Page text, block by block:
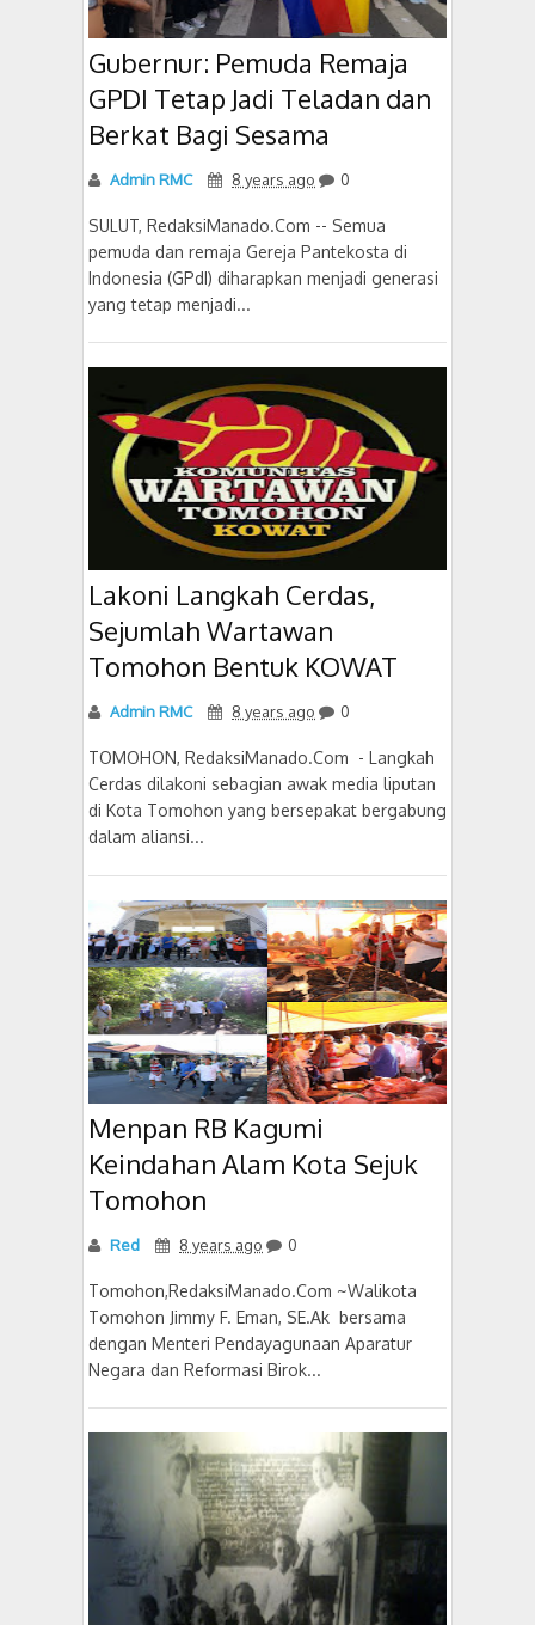
Gubernur: Pemuda Remaja
GPDI Tetap Jadi Teladan dan
Berkat Bagi Sesama
Admin RMC 8 years ago 0
SULUT, RedaksiManado.Com -- Semua
pemuda dan remaja Gereja Pantekosta di
Indonesia (GPdI) diharapkan menjadi generasi
yang tetap menjadi...
Lakoni Langkah Cerdas,
Sejumlah Wartawan
Tomohon Bentuk KOWAT
Admin RMC 8 years ago 0
TOMOHON, RedaksiManado.Com - Langkah
Cerdas dilakoni sebagian awak media liputan
di Kota Tomohon yang bersepakat bergabung
dalam aliansi...
Menpan RB Kagumi
Keindahan Alam Kota Sejuk
Tomohon
Red 8 years ago 0
Tomohon,RedaksiManado.Com ~Walikota
Tomohon Jimmy F. Eman, SE.Ak bersama
dengan Menteri Pendayagunaan Aparatur
Negara dan Reformasi Birok...